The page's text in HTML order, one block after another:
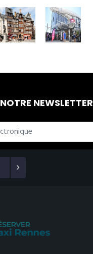
NOTRE NEWSLETTER